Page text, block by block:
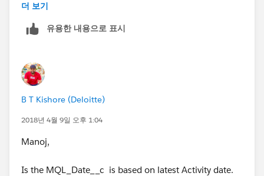
더 보기
유용한 내용으로 표시
B T Kishore (Deloitte)
2018년 4월 9일 오후 1:04
Manoj,
Is the MQL_Date__c is based on latest Activity date.